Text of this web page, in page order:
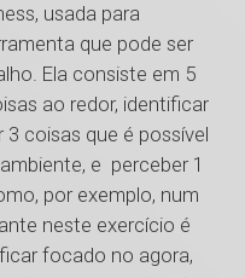
usada para
que pode ser
Ela consiste em 5
ao redor, identificar
coisas que é possível
e perceber 1
por exemplo, num
neste exercício é
focado no agora,